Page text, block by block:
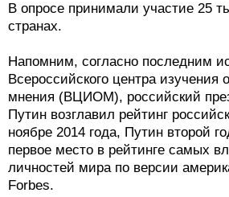
В опросе принимали участие 25
странах.
Напомним, согласно последним
Всероссийского центра изучения
мнения (ВЦИОМ), российский
Путин возглавил рейтинг
ноябре 2014 года, Путин второй
первое место в рейтинге самых
личностей мира по версии
Forbes.